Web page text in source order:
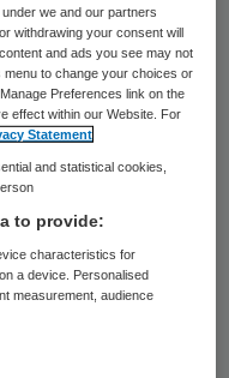
die
aan zijn
ging bij PFZW
meldde
hun
maand weer
we and our partners
withdrawing your consent will
and ads you see may not
to change your choices or
Preferences link on the
effect within our Website. For
Statement
and statistical cookies,
to provide:
characteristics for
a device. Personalised
measurement, audience